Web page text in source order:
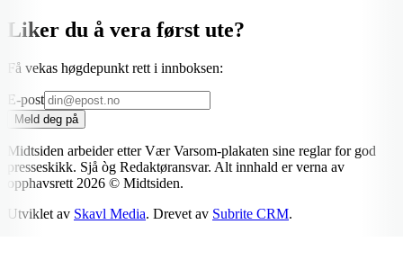
Liker du å vera først ute?
Få vekas høgdepunkt rett i innboksen:
E-post
Meld deg på
Midtsiden arbeider etter Vær Varsom-plakaten sine reglar for god
presseskikk. Sjå òg Redaktøransvar. Alt innhald er verna av
opphavsrett 2026 © Midtsiden.
Utviklet av Skavl Media. Drevet av Subrite CRM.